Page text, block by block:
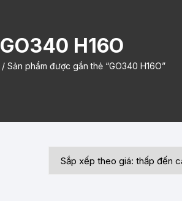
GO340 H16O
/ Sản phẩm được gắn thẻ “GO340 H16O”